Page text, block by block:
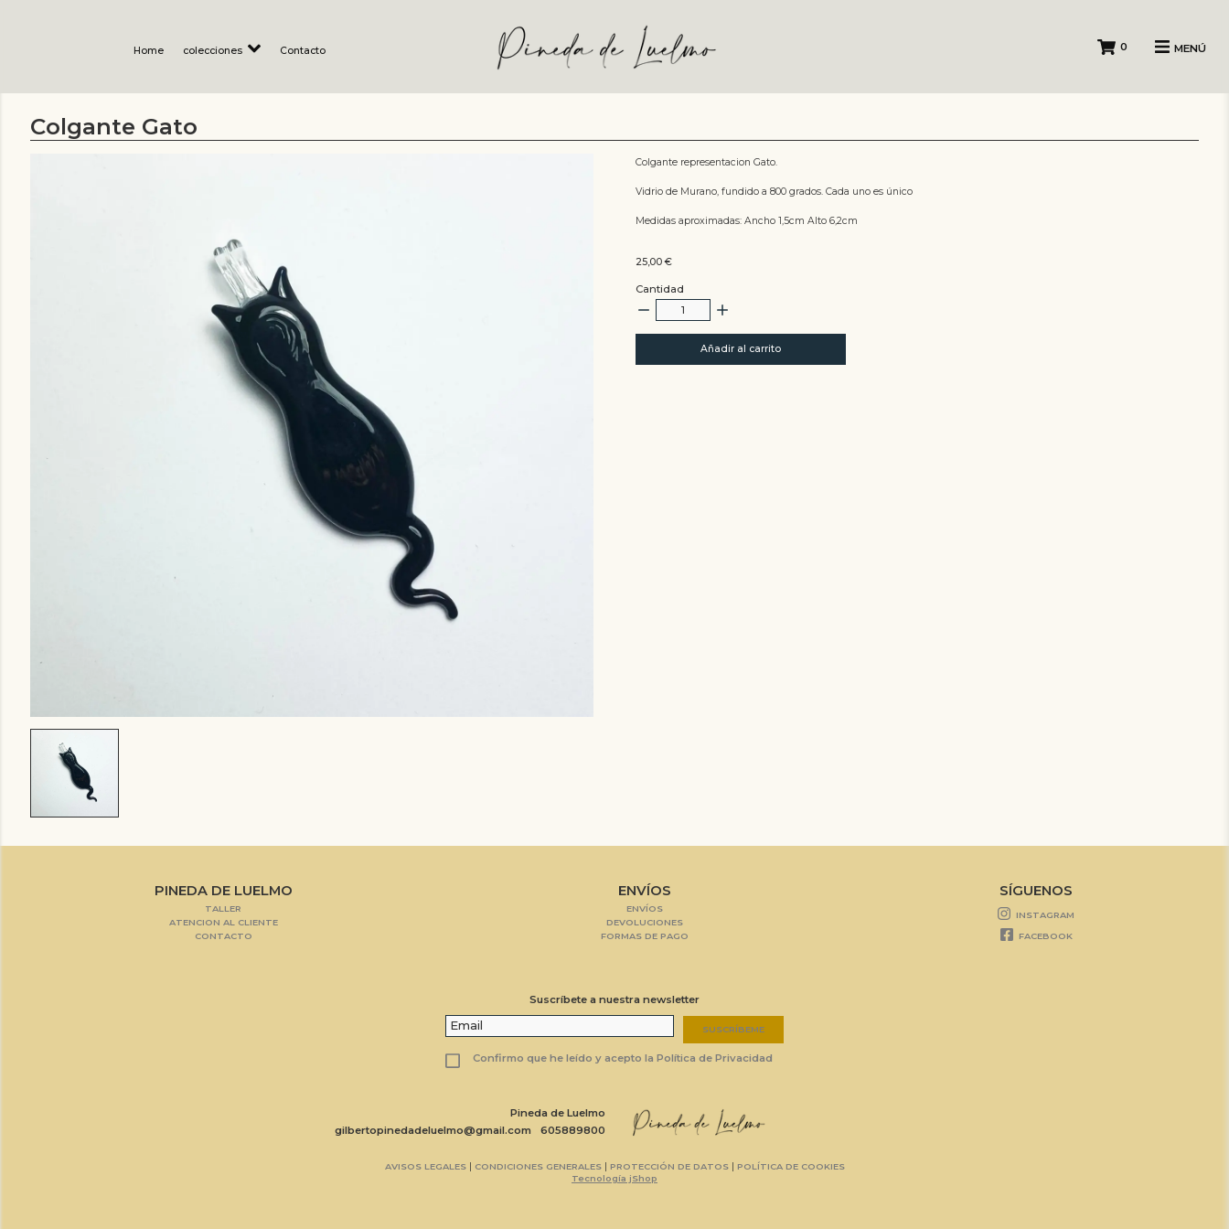
Home colecciones Contacto 0 MENÚ
Colgante Gato
Colgante representacion Gato.
Vidrio de Murano, fundido a 800 grados. Cada uno es único
Medidas aproximadas: Ancho 1,5cm Alto 6,2cm
25,00€
Cantidad
Añadir al carrito
PINEDA DE LUELMO
TALLER
ATENCION AL CLIENTE
CONTACTO
ENVÍOS
ENVÍOS
DEVOLUCIONES
FORMAS DE PAGO
SÍGUENOS
INSTAGRAM
FACEBOOK
Suscríbete a nuestra newsletter
SUSCRÍBEME
Confirmo que he leído y acepto la Política de Privacidad
Pineda de Luelmo
gilbertopinedadeluelmo@gmail.com
605889800
AVISOS LEGALES| CONDICIONES GENERALES| PROTECCIÓN DE DATOS| POLÍTICA DE COOKIES
Tecnología jShop